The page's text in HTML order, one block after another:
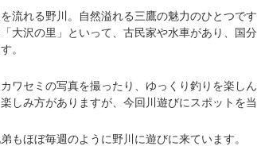
流れる野川。自然溢れる三鷹の魅力のひとつです
大沢の里」といって、古民家や水車があり、国
。
ワセミの写真を撮ったり、ゆっくり釣りを楽し
しみ方がありますが、今回川遊びにスポットを
もほぼ毎週のように野川に遊びに来ています。